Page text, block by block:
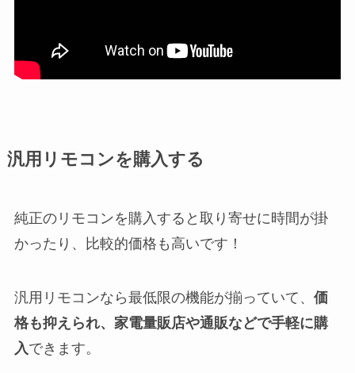
汎用リモコンを購入する
純正のリモコンを購入すると取り寄せに時間が掛
かったり、比較的価格も高いです！
汎用リモコンなら最低限の機能が揃っていて、 価
格も抑えられ、家電量販店や通販などで手軽に購
入できます。